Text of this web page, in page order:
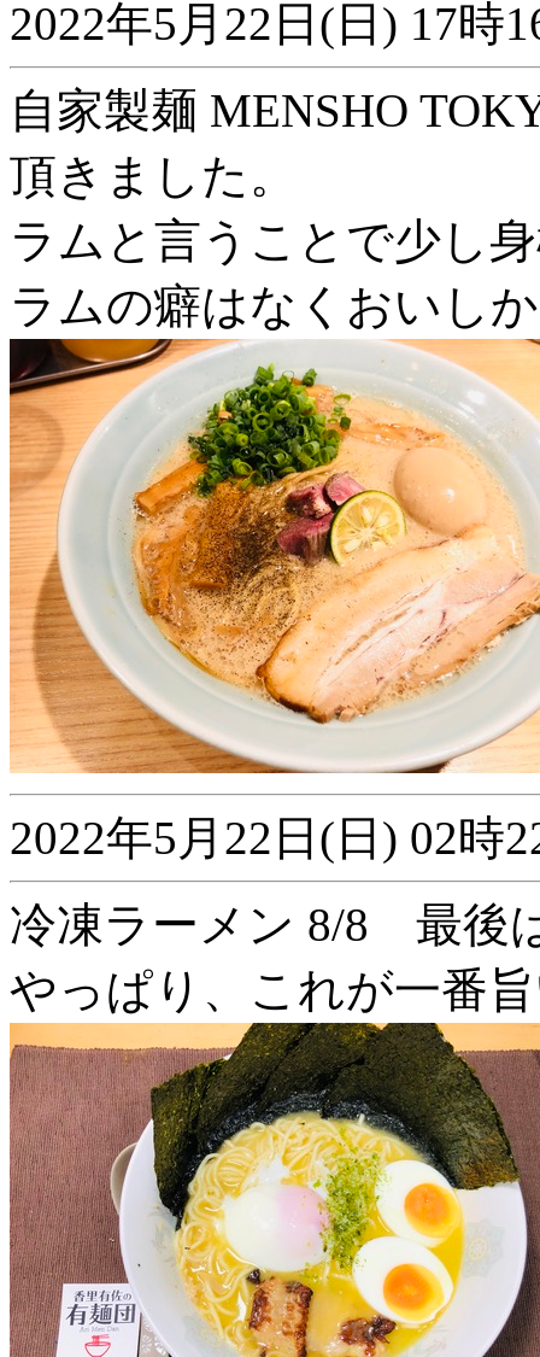
2022年5月22日(日) 17時
自家製麺 MENSHO
頂きました。
ラムと言うことで少し
ラムの癖はなくおいし
2022年5月22日(日) 02時
冷凍ラーメン 8/8 最後
やっぱり、これが一番